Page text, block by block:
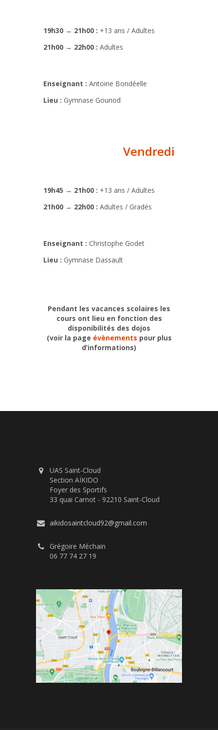
19h30 → 21h00 : +13 ans / Adultes
21h00 → 22h00 : Adultes
Enseignant : Antoine Bondéelle
Lieu : Gymnase Gounod
Vendredi
19h45 → 21h00 : +13 ans / Adultes
21h00 → 22h00 : Adultes / Gradés
Enseignant : Christophe Godet
Lieu : Gymnase Dassault
Pendant les vacances scolaires les
cours ont lieu en fonction des
disponibilités des dojos
(voir la page évènements pour plus
d’informations)
UAS Saint-Cloud
Section AÏKIDO
Foyer des Sportifs
33 quai Carnot - 92210 Saint-Cloud
aikidosaintcloud92@gmail.com
Grégoire Méchain
06 77 74 27 19